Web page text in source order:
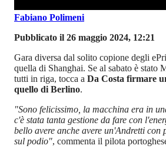
Fabiano Polimeni
Pubblicato il 26 maggio 2024, 12:21
Gara diversa dal solito copione degli
quella di Shanghai. Se al sabato è stato
tutti in riga, tocca a Da Costa firmare
quello di Berlino.
"Sono felicissimo, la macchina era in
c'è stata tanta gestione da fare con
bello avere anche avere un'Andretti con
sul podio", commenta il pilota